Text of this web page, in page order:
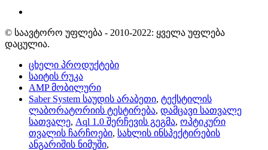
© საავტორო უფლება - 2010-2022: ყველა უფლება
დაცულია.
ცხელი პროდუქტები
საიტის რუკა
AMP მობილური
Saber System საუდის არაბეთი, ტექსტილის
ლაბორატორიის ტესტირება, დამცავი სათვალე
სათვალე, Aql 1.0 შერჩევის გეგმა, ოპტიკური
თვალის ჩარჩოები, სახლის ინსპექტირების
ანგარიშის ნიმუში,